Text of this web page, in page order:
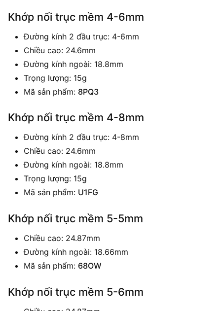
Khớp nối trục mềm 4-6mm
Đường kính 2 đầu trục: 4-6mm
Chiều cao: 24.6mm
Đường kính ngoài: 18.8mm
Trọng lượng: 15g
Mã sản phẩm: 8PQ3
Khớp nối trục mềm 4-8mm
Đường kính 2 đầu trục: 4-8mm
Chiều cao: 24.6mm
Đường kính ngoài: 18.8mm
Trọng lượng: 15g
Mã sản phẩm: U1FG
Khớp nối trục mềm 5-5mm
Chiều cao: 24.87mm
Đường kính ngoài: 18.66mm
Mã sản phẩm: 68OW
Khớp nối trục mềm 5-6mm